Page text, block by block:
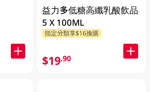
益力多低糖高纖乳酸飲品
5 X 100ML
指定分類享$16換購
$19.90